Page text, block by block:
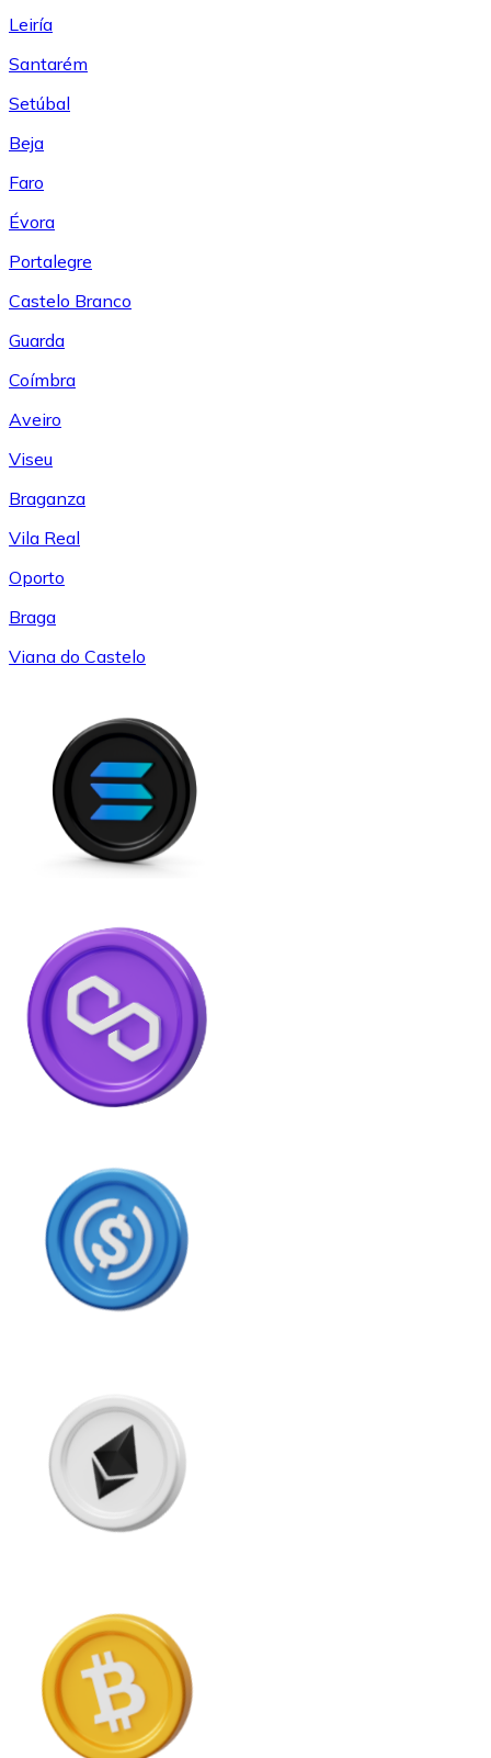
Leiría
Santarém
Setúbal
Beja
Faro
Évora
Portalegre
Castelo Branco
Guarda
Coímbra
Aveiro
Viseu
Braganza
Vila Real
Oporto
Braga
Viana do Castelo